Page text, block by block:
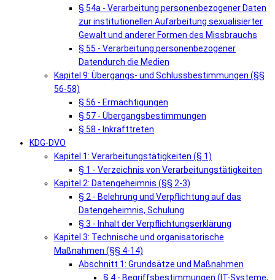
§ 54a - Verarbeitung personenbezogener Daten
zur institutionellen Aufarbeitung sexualisierter
Gewalt und anderer Formen des Missbrauchs
§ 55 - Verarbeitung personenbezogener
Datendurch die Medien
Kapitel 9: Übergangs- und Schlussbestimmungen (§§
56-58)
§ 56 - Ermächtigungen
§ 57 - Übergangsbestimmungen
§ 58 - Inkrafttreten
KDG-DVO
Kapitel 1: Verarbeitungstätigkeiten (§ 1)
§ 1 - Verzeichnis von Verarbeitungstätigkeiten
Kapitel 2: Datengeheimnis (§§ 2-3)
§ 2 - Belehrung und Verpflichtung auf das
Datengeheimnis, Schulung
§ 3 - Inhalt der Verpflichtungserklärung
Kapitel 3: Technische und organisatorische
Maßnahmen (§§ 4-14)
Abschnitt 1: Grundsätze und Maßnahmen
§ 4 - Begriffsbestimmungen (IT-Systeme,